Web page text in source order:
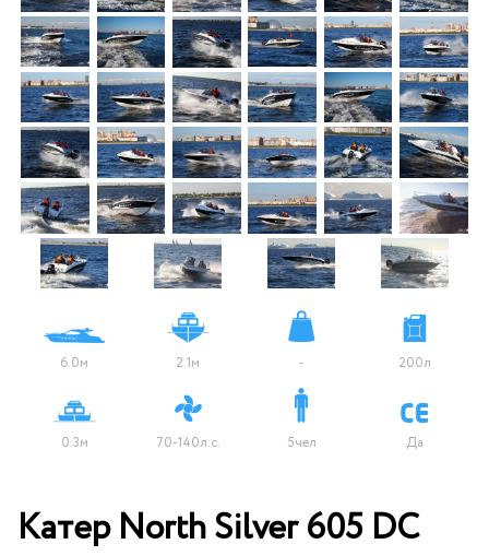
6.0м 2.1м - 200л
0.3м 70-140л.с. 5чел Да
Катер North Silver 605 DC